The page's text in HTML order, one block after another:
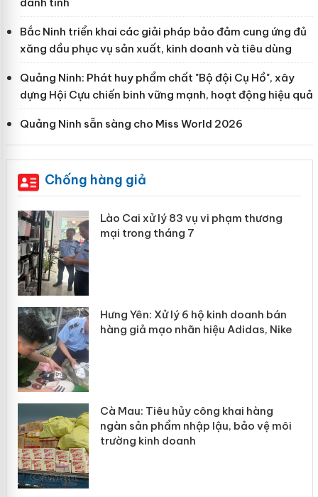
Bắc Ninh triển khai các giải pháp bảo đảm cung ứng đủ
xăng dầu phục vụ sản xuất, kinh doanh và tiêu dùng
Quảng Ninh: Phát huy phẩm chất "Bộ đội Cụ Hồ", xây
dựng Hội Cựu chiến binh vững mạnh, hoạt động hiệu quả
Quảng Ninh sẵn sàng cho Miss World 2026
Chống hàng giả
Lào Cai xử lý 83 vụ vi phạm thương
mại trong tháng 7
Hưng Yên: Xử lý 6 hộ kinh doanh bán
hàng giả mạo nhãn hiệu Adidas, Nike
Cà Mau: Tiêu hủy công khai hàng
ngàn sản phẩm nhập lậu, bảo vệ môi
trường kinh doanh